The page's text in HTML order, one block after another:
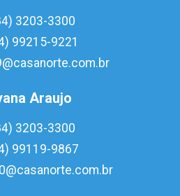
3203-3300
99215-9221
Araujo
3203-3300
99119-9867